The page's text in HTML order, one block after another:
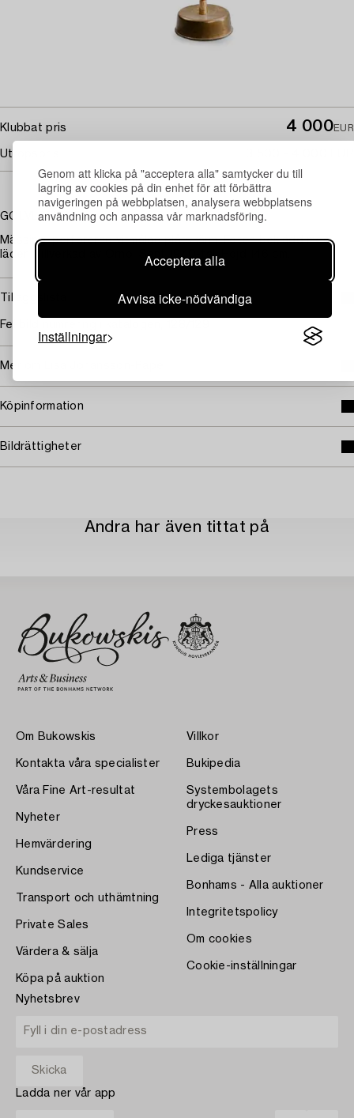
Genom att klicka på "acceptera alla" samtycker du till
lagring av cookies på din enhet för att förbättra
navigeringen på webbplatsen, analysera webbplatsens
användning och anpassa vår marknadsföring.
Acceptera alla
Avvisa icke-nödvändiga
Inställningar
Klubbat pris 4 000EUR
Utropspris
GOLVLAMPA.
Mässing, perforerad vitmålad plåtskärm. Foten beklädd med
läder. Tillverkad av Orno. Sent 1940-tal. Höjd 146 cm.
Tilläggslista
Fel bild numrering i katalogen, 128/129
Mer om Lisa Johansson-Pape
Köpinformation
Bildrättigheter
Andra har även tittat på
Om Bukowskis
Kontakta våra specialister
Våra Fine Art-resultat
Nyheter
Hemvärdering
Kundservice
Transport och uthämtning
Private Sales
Värdera & sälja
Köpa på auktion
Villkor
Bukipedia
Systembolagets
dryckesauktioner
Press
Lediga tjänster
Bonhams - Alla auktioner
Integritetspolicy
Om cookies
Cookie-inställningar
Nyhetsbrev
Ladda ner vår app